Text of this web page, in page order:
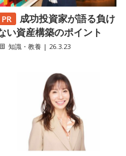
成功投資家が語る負け
い資産構築のポイント
知識・教養 | 26.3.23